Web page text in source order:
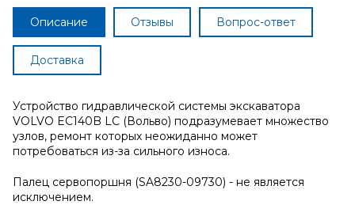
Описание Отзывы Вопрос-ответ
Доставка
Устройство гидравлической системы экскаватора
VOLVO EC140B LC (Вольво) подразумевает множество
узлов, ремонт которых неожиданно может
потребоваться из-за сильного износа.
Палец сервопоршня (SA8230-09730) - не является
исключением.